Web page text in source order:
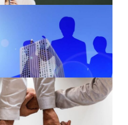
レポート
コラム
2019.08.27
しいリーダーシップを育むため